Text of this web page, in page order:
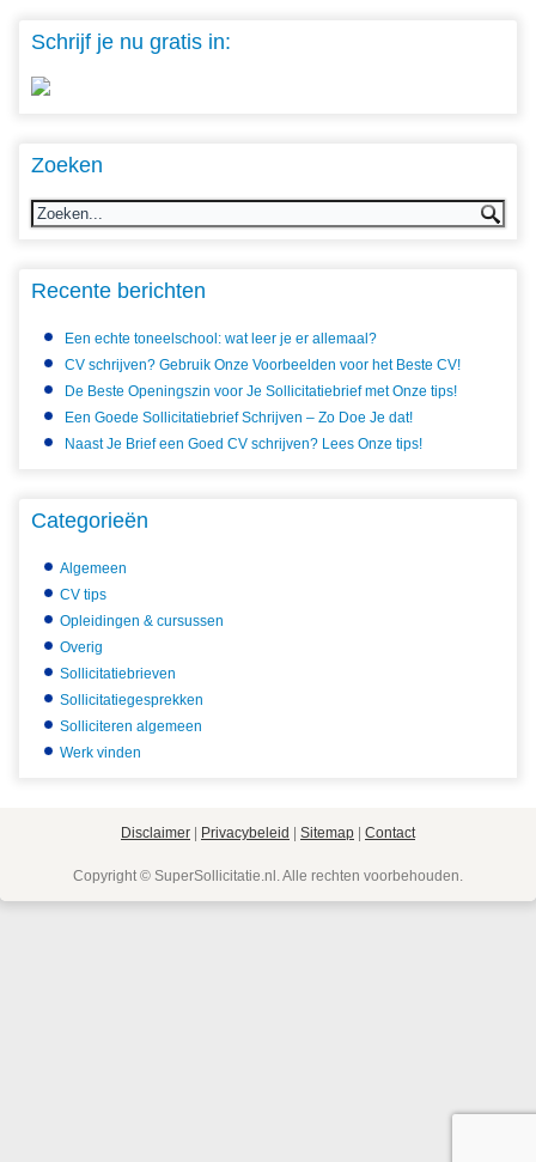
Schrijf je nu gratis in:
Zoeken
Recente berichten
Een echte toneelschool: wat leer je er allemaal?
CV schrijven? Gebruik Onze Voorbeelden voor het Beste CV!
De Beste Openingszin voor Je Sollicitatiebrief met Onze tips!
Een Goede Sollicitatiebrief Schrijven – Zo Doe Je dat!
Naast Je Brief een Goed CV schrijven? Lees Onze tips!
Categorieën
Algemeen
CV tips
Opleidingen & cursussen
Overig
Sollicitatiebrieven
Sollicitatiegesprekken
Solliciteren algemeen
Werk vinden
Disclaimer Privacybeleid Sitemap Contact
Copyright © SuperSollicitatie.nl. Alle rechten voorbehouden.